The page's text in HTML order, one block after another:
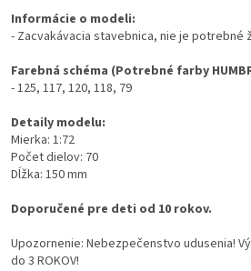
Informácie o modeli:
- Zacvakávacia stavebnica, nie je potrebné
Farebná schéma (Potrebné farby
- 125, 117, 120, 118, 79
Detaily modelu:
Mierka: 1:72
Počet dielov: 70
Dĺžka: 150 mm
Doporučené pre deti od 10 rokov.
Upozornenie: Nebezpečenstvo udusenia!
do 3 ROKOV!